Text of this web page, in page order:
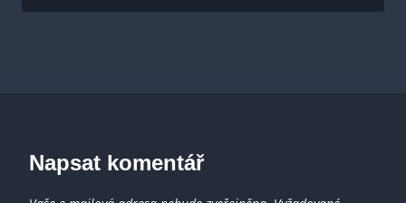
Napsat komentář